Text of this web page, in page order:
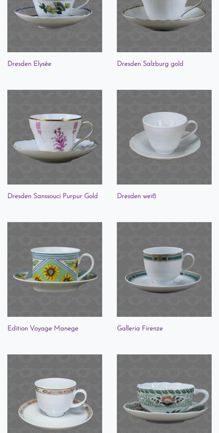
Dresden Elysée Dresden Salzburg gold
Dresden Sanssouci Purpur Gold Dresden weiß
Edition Voyage Manege Galleria Firenze